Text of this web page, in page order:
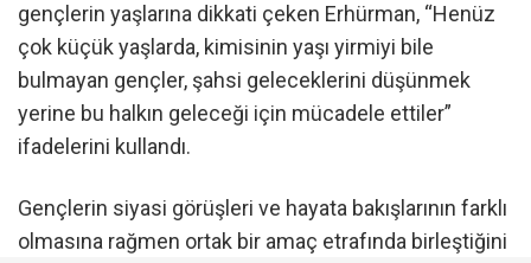
gençlerin yaşlarına dikkati çeken Erhürman, “Henüz
çok küçük yaşlarda, kimisinin yaşı yirmiyi bile
bulmayan gençler, şahsi geleceklerini düşünmek
yerine bu halkın geleceği için mücadele ettiler”
ifadelerini kullandı.
Gençlerin siyasi görüşleri ve hayata bakışlarının farklı
olmasına rağmen ortak bir amaç etrafında birleştiğini